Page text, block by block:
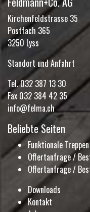
Kirchenfeldstrasse 35
Postfach 365
3250 Lyss
Standort und Anfahrt
Tel.032 387 13 30
Fax 032 384 42 35
info@felma.ch
Beliebte Seiten
Funktionale Treppen
Offertanfrage /
Offertanfrage /
Downloads
Kontakt